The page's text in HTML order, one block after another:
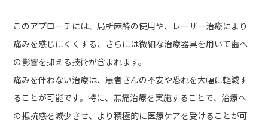
このアプローチには、局所麻酔の使用や、レーザー治療により
痛みを感じにくくする、さらには微細な治療器具を用いて歯へ
の影響を抑える技術が含まれます。
痛みを伴わない治療は、患者さんの不安や恐れを大幅に軽減す
ることが可能です。特に、無痛治療を実施することで、治療へ
の抵抗感を減少させ、より積極的に医療ケアを受けることが可